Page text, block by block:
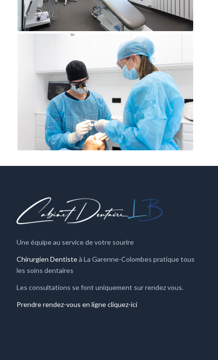
Une équipe au service de votre sourire
Chirurgien Dentisteà La Garenne-Colombes pratique tous
les soins dentaires
Les consultations se font uniquement sur rendez vous.
Prendre rendez-vous en ligne cliquez-ici